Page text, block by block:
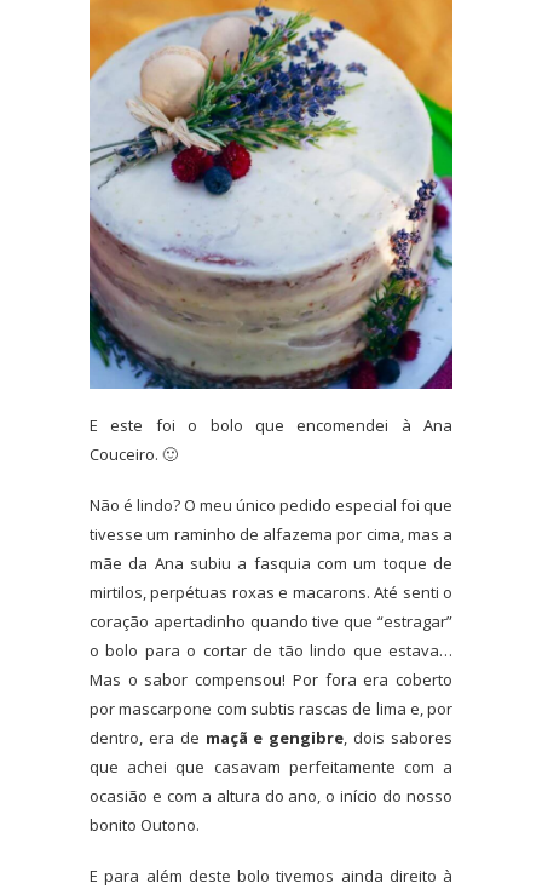
E este foi o bolo que encomendei à Ana
Couceiro. 🙂
Não é lindo? O meu único pedido especial foi que
tivesse um raminho de alfazema por cima, mas a
mãe da Ana subiu a fasquia com um toque de
mirtilos, perpétuas roxas e macarons. Até senti o
coração apertadinho quando tive que “estragar”
o bolo para o cortar de tão lindo que estava…
Mas o sabor compensou! Por fora era coberto
por mascarpone com subtis rascas de lima e, por
dentro, era de maçã e gengibre, dois sabores
que achei que casavam perfeitamente com a
ocasião e com a altura do ano, o início do nosso
bonito Outono.
E para além deste bolo tivemos ainda direito à